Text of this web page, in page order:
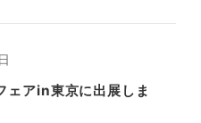
ェアin東京に出展しま